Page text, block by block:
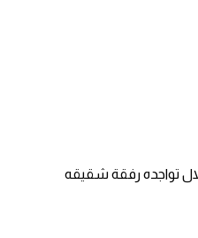
الإسرائيلي ظهر اليوم، خلال تواجده رفقة شقيقه